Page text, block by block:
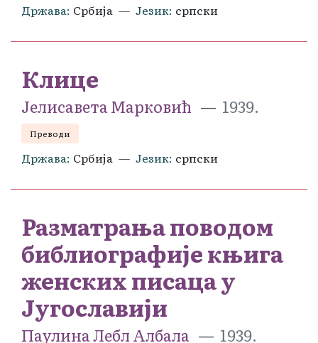
Држава Србија Језик српски
Клице
Јелисавета Марковић 1939.
Преводи
Држава Србија Језик српски
Разматрања поводом
библиографије књига
женских писаца у
Југославији
Паулина Лебл Албала 1939.